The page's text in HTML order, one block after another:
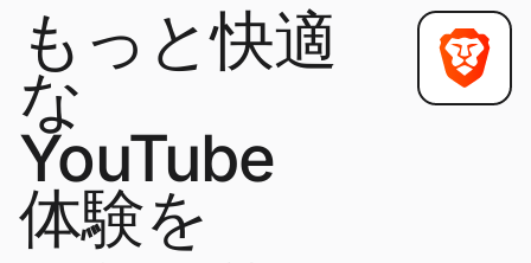
もっと快適
な
YouTube
体験を